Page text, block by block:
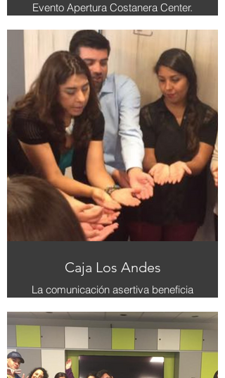
Evento Apertura Costanera Center.
Al conocer la gimnasia de pausa
preventiva, una persona puede
experimentar beneficios
musculoesqueléticos como la
prevención de lesiones, mejora de
la postura y reducción de riesgos
psicosociales.
Caja Los Andes
La comunicación asertiva beneficia
a un equipo de trabajadores al
facilitar la comprensión mutua,
promover la resolución de conflictos
y fortalecer la confianza, mejorando
así la eficacia del trabajo en equipo.
Experiencia realizada en Caja Los